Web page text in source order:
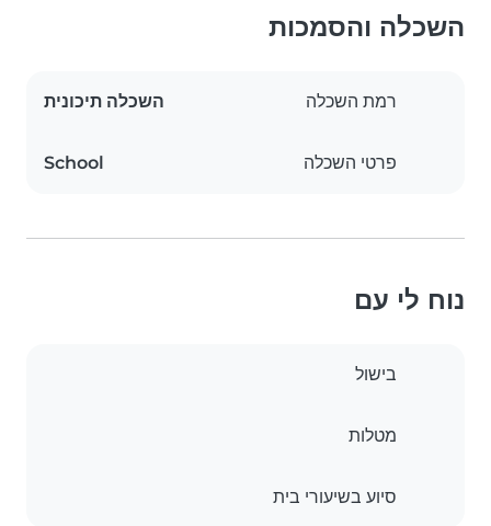
השכלה והסמכות
רמת השכלה השכלה תיכונית
פרטי השכלה School
נוח לי עם
בישול
מטלות
סיוע בשיעורי בית